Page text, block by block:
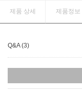
제품 상세 제품정보
Q&A (3)